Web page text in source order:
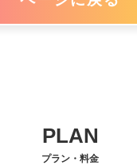
PLAN
プラン・料金